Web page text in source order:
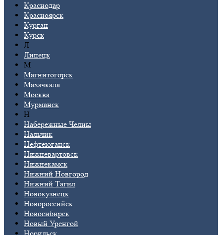
Краснодар
Красноярск
Курган
Курск
Л
Липецк
М
Магнитогорск
Махачкала
Москва
Мурманск
Н
Набережные Челны
Нальчик
Нефтеюганск
Нижневартовск
Нижнекамск
Нижний Новгород
Нижний Тагил
Новокузнецк
Новороссийск
Новосибирск
Новый Уренгой